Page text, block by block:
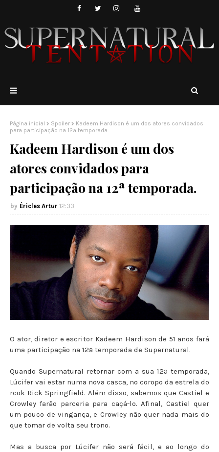
Página inicial Spoiler
Kadeem Hardison é um dos atores convidados
para participação na 12ª temporada.
Kadeem Hardison é um dos
atores convidados para
participação na 12ª temporada.
Éricles Artur 12:33
O ator, diretor e escritor Kadeem Hardison de 51 anos fará
uma participação na 12ª temporada de Supernatural.
Quando Supernatural retornar com a sua 12ª temporada,
Lúcifer vai estar numa nova casca, no coropo da estrela do
rcok Rick Springfield. Além disso, sabemos que Castiel e
Crowley farão parceria para caçá-lo. Afinal, Castiel quer
um pouco de vingança, e Crowley não quer nada mais do
que tomar de volta seu trono.
Mas a busca por Lúcifer não será fácil, e ao longo do